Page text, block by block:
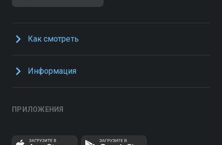
Как смотреть
Информация
ПРИЛОЖЕНИЯ